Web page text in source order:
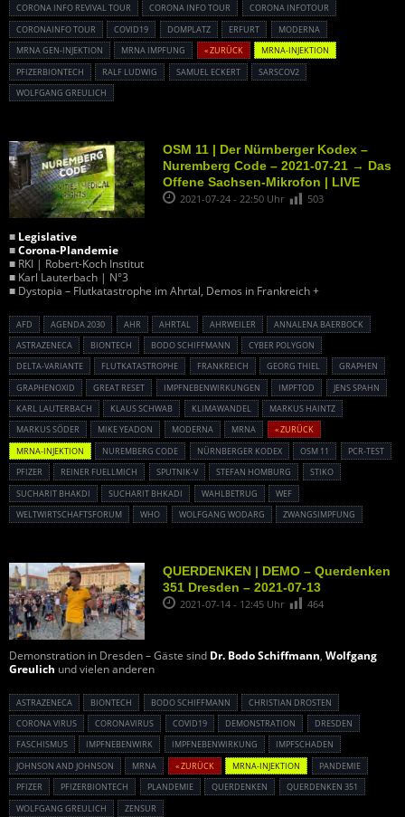
CORONA INFO REVIVAL TOUR CORONA INFO TOUR
CORONA INFOTOUR
CORONAINFO TOUR
COVID19 DOMPLATZ ERFURT
MODERNA
MRNA GEN-INJEKTION
MRNA IMPFUNG « ZURÜCK
MRNA-INJEKTION
PFIZERBIONTECH
RALF LUDWIG SAMUEL ECKERT
SARSCOV2
WOLFGANG GREULICH
OSM 11 | Der Nürnberger Kodex –
Nuremberg Code – 2021-07-21 → Das
Offene Sachsen-Mikrofon | LIVE
2021-07-24 - 22:50 Uhr 503
■ Legislative
■Corona-Plandemie
■ RKI | Robert-Koch Institut
■ Karl Lauterbach | N°3
■ Dystopia – Flutkatastrophe im Ahrtal, Demos in Frankreich +
AFD AGENDA 2030 AHR AHRTAL AHRWEILER
ANNALENA BAERBOCK
ASTRAZENECA
BIONTECH BODO SCHIFFMANN
CYBER POLYGON
DELTA-VARIANTE
FLUTKATASTROPHE FRANKREICH GEORG THIEL
GRAPHEN
GRAPHENOXID
GREAT RESET IMPFNEBENWIRKUNGEN IMPFTOD
JENS SPAHN
KARL LAUTERBACH
KLAUS SCHWAB KLIMAWANDEL
MARKUS HAINTZ
MARKUS SÖDER
MIKE YEADON MODERNA MRNA
« ZURÜCK
MRNA-INJEKTION
NUREMBERG CODE NÜRNBERGER KODEX OSM 11
PCR-TEST
PFIZER
REINER FUELLMICH SPUTNIK-V STEFAN HOMBURG
STIKO
SUCHARIT BHAKDI
SUCHARIT BHKADI WAHLBETRUG
WEF
WELTWIRTSCHAFTSFORUM
WHO WOLFGANG WODARG ZWANGSIMPFUNG
QUERDENKEN | DEMO – Querdenken
351 Dresden – 2021-07-13
2021-07-14 - 12:45 Uhr 464
Demonstration in Dresden – Gäste sind Dr. Bodo Schiffmann, Wolfgang
Greulich und vielen anderen
ASTRAZENECA BIONTECH BODO SCHIFFMANN
CHRISTIAN DROSTEN
CORONA VIRUS
CORONAVIRUS COVID19 DEMONSTRATION
DRESDEN
FASCHISMUS
IMPFNEBENWIRK IMPFNEBENWIRKUNG
IMPFSCHADEN
JOHNSON AND JOHNSON
MRNA « ZURÜCK MRNA-INJEKTION
PANDEMIE
PFIZER
PFIZERBIONTECH PLANDEMIE QUERDENKEN
QUERDENKEN 351
WOLFGANG GREULICH
ZENSUR